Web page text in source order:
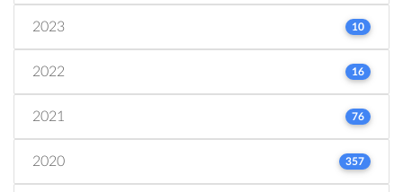
2023 10
2022 16
2021 76
2020 357